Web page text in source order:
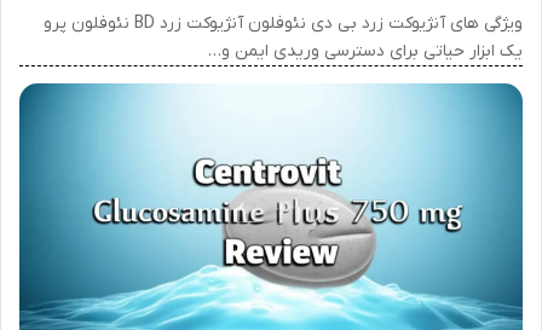
ویژگی های آنژیوکت زرد بی دی نئوفلون آنژیوکت زرد BD نئوفلون پرو
یک ابزار حیاتی برای دسترسی وریدی ایمن و…